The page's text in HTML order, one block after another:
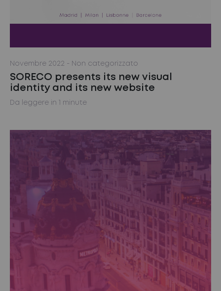
Novembre 2022 - Non categorizzato
SORECO presents its new visual
identity and its new website
Da leggere in 1 minute